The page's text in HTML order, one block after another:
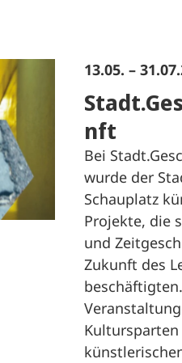
13.05. –
nft
Bei
wurde der
Schauplatz
Projekte, die
und
Zukunft des